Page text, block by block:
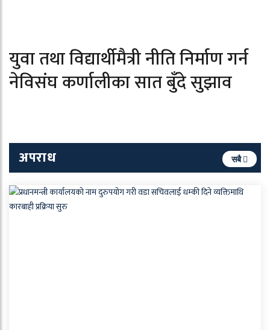
युवा तथा विद्यार्थीमैत्री नीति निर्माण गर्न
नेविसंघ कर्णालीका सात बुँदे सुझाव
अपराध सबै